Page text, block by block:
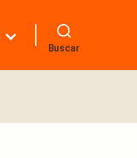
Buscar